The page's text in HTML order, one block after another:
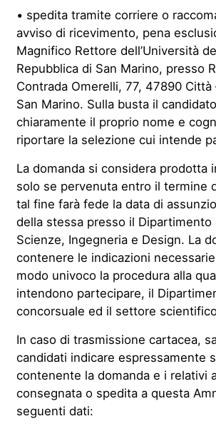
• spedita tramite corriere o
avviso di ricevimento, pena
Magnifico Rettore dell’Università
Repubblica di San Marino, presso
Contrada Omerelli, 77, 47890 Città
San Marino. Sulla busta il
chiaramente il proprio nome e
riportare la selezione cui intende
La domanda si considera prodotta
solo se pervenuta entro il termine
tal fine farà fede la data di
della stessa presso il Dipartimento
Scienze, Ingegneria e Design. La
contenere le indicazioni
modo univoco la procedura alla
intendono partecipare, il
concorsuale ed il settore
In caso di trasmissione cartacea,
candidati indicare espressamente
contenente la domanda e i relativi
consegnata o spedita a questa
seguenti dati: